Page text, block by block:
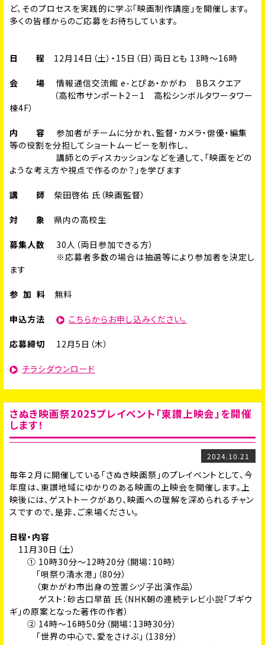
ど、そのプロセスを実践的に学ぶ「映画制作講座」を開催します。
多くの皆様からのご応募をお待ちしています。
日 程 12月14日（土）・15日（日）両日とも 13時～16時
会 場 情報通信交流館 e-とぴあ・かがわ BBスクエア
（高松市サンポート2－1 高松シンボルタワータワー
棟4F）
内 容 参加者がチームに分かれ、監督・カメラ・俳優・編集
等の役割を分担してショートムービーを制作し、
講師とのディスカッションなどを通して、「映画をどの
ような考え方や視点で作るのか？」を学びます
講 師 柴田啓佑 氏（映画監督）
対 象 県内の高校生
募集人数 30人（両日参加できる方）
※応募者多数の場合は抽選等により参加者を決定し
ます
参 加 料 無料
申込方法 こちらからお申し込みください。
応募締切 12月5日（木）
チラシダウンロード
さぬき映画祭2025プレイベント「東讃上映会」を開催
します！
2024.10.21
毎年２月に開催している「さぬき映画祭」のプレイベントとして、今
年度は、東讃地域にゆかりのある映画の上映会を開催します。上
映後には、ゲストトークがあり、映画への理解を深められるチャン
スですので、是非、ご来場ください。
日程・内容
11月30日（土）
① 10時30分～12時20分（開場：10時）
「唄祭り清水港」（80分）
（東かがわ市出身の笠置シヅ子出演作品）
ゲスト：砂古口早苗 氏（NHK朝の連続テレビ小説「ブギウ
ギ」の原案となった著作の作者）
② 14時～16時50分（開場：13時30分）
「世界の中心で、愛をさけぶ」（138分）